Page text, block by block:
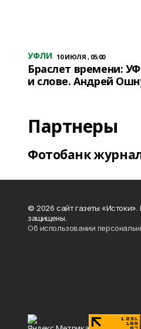
УФЛИ 10 ИЮЛЯ , 05:00
Браслет времени:
и слове. Андрей
Партнеры
Фотобанк
© 2026 сайт газеты «Истоки».
защищены.
Об использовании